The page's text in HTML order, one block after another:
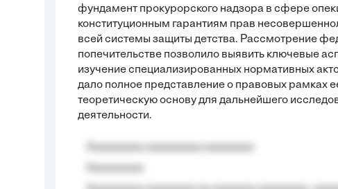
фундамент прокурорского надзора в сфере
конституционным гарантиям прав
всей системы защиты детства. Рассмотрение
попечительстве позволило выявить ключевые
изучение специализированных нормативных
дало полное представление о правовых рамках
теоретическую основу для дальнейшего
деятельности.